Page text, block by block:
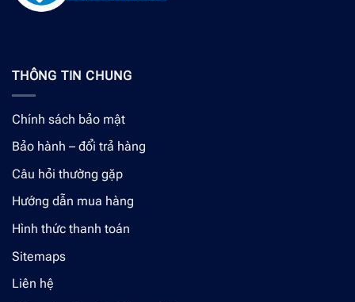
THÔNG TIN CHUNG
Chính sách bảo mật
Bảo hành – đổi trả hàng
Câu hỏi thường gặp
Hướng dẫn mua hàng
Hình thức thanh toán
Sitemaps
Liên hệ